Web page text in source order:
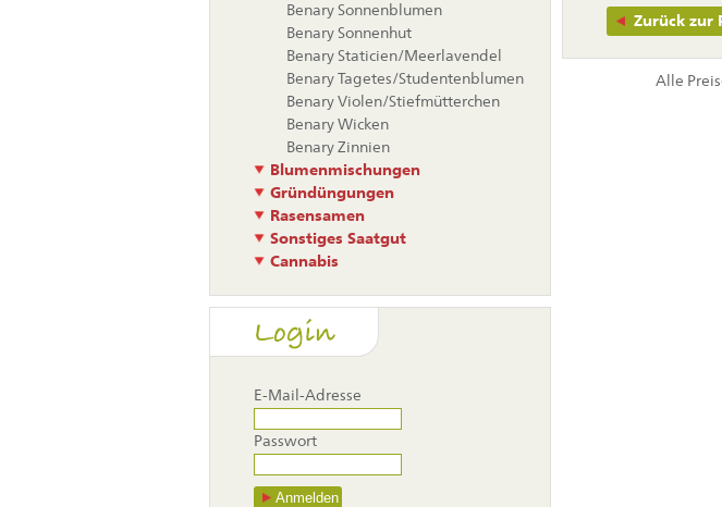
Zurück zur
Alle
Benary Sonnenblumen
Benary Sonnenhut
Benary Staticien/Meerlavendel
Benary Tagetes/Studentenblumen
Benary Violen/Stiefmütterchen
Benary Wicken
Benary Zinnien
Blumenmischungen
Gründüngungen
Rasensamen
Sonstiges Saatgut
Cannabis
Login
E-Mail-Adresse
Passwort
Anmelden